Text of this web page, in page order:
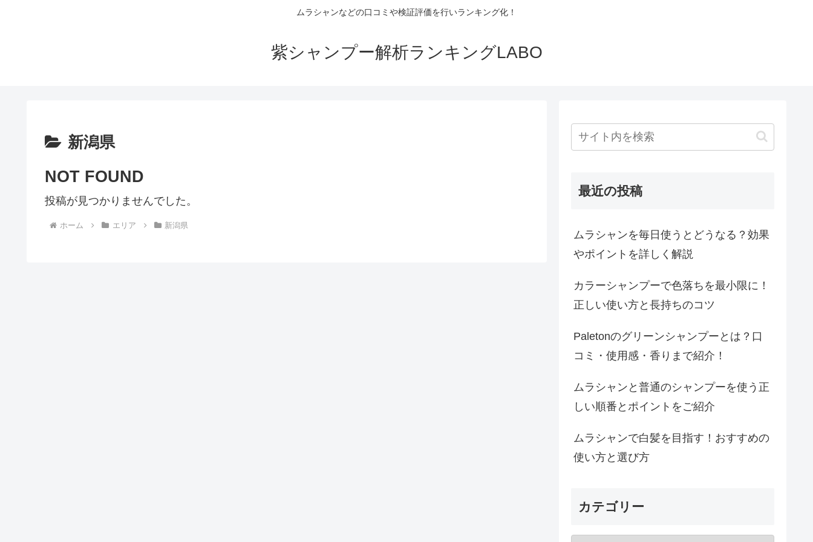
ムラシャンなどの口コミや検証評価を行いランキング化！
紫シャンプー解析ランキングLABO
新潟県
NOT FOUND
投稿が見つかりませんでした。
ホーム エリア 新潟県
最近の投稿
ムラシャンを毎日使うとどうなる？効果
やポイントを詳しく解説
カラーシャンプーで色落ちを最小限に！
正しい使い方と長持ちのコツ
Paletonのグリーンシャンプーとは？口
コミ・使用感・香りまで紹介！
ムラシャンと普通のシャンプーを使う正
しい順番とポイントをご紹介
ムラシャンで白髪を目指す！おすすめの
使い方と選び方
カテゴリー